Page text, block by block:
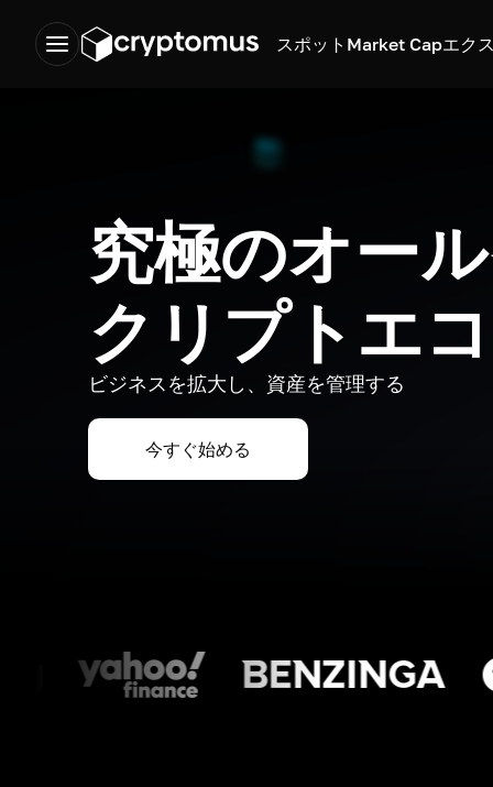
スポット Market Capエク
究極のオー
クリプトエ
ビジネスを拡大し、資産を管理する
今すぐ始める